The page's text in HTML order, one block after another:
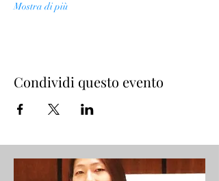
Mostra di più
Condividi questo evento